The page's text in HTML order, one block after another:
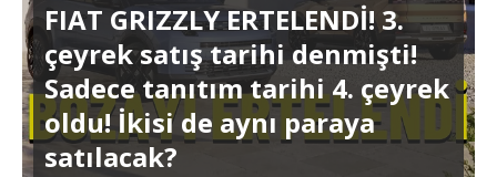
FIAT GRIZZLY ERTELENDİ! 3.
çeyrek satış tarihi denmişti!
Sadece tanıtım tarihi 4. çeyrek
oldu! İkisi de aynı paraya
satılacak?